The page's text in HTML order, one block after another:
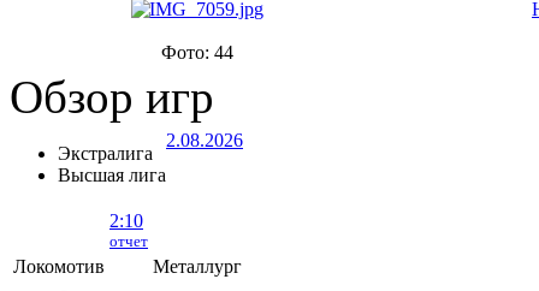
Фото: 44
Обзор игр
Экстралига
Высшая лига
2.08.2026
2:10
отчет
Локомотив Металлург